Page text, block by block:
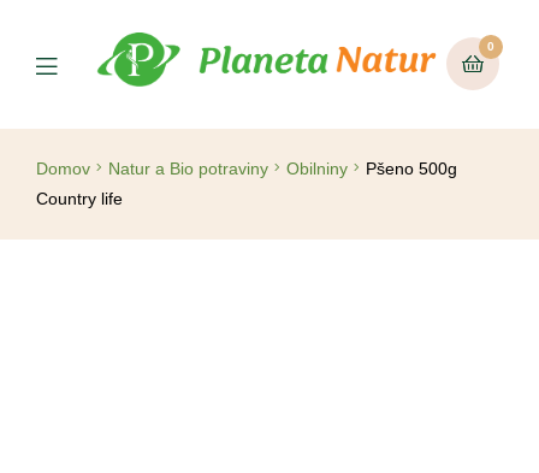
0
Domov Natur a Bio potraviny Obilniny
Pšeno 500g
Country life